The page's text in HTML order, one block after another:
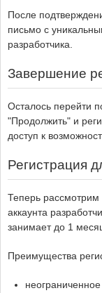
После
письмо с
разработчика.
Завершение
Осталось перейти
"Продолжить" и
доступ к
Регистрация
Теперь рассмотрим
аккаунта
занимает до 1
Преимущества